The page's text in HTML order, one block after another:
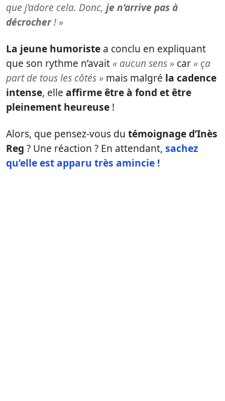
que j’adore cela. Donc, je n’arrive pas à
décrocher! »
La jeune humoriste a conclu en expliquant
que son rythme n’avait « aucun sens » car « ça
part de tous les côtés » mais malgré la cadence
intense, elle affirme être à fond et être
pleinement heureuse !
Alors, que pensez-vous du témoignage d’Inès
Reg ? Une réaction ? En attendant, sachez
qu’elle est apparu très amincie !